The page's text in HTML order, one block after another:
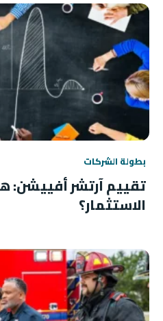
بطولة الشركات
تقييم آرتشر
الاستثمار؟